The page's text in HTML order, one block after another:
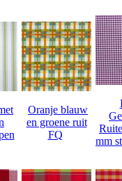
Oranje blauw
en groene ruit
FQ
mm